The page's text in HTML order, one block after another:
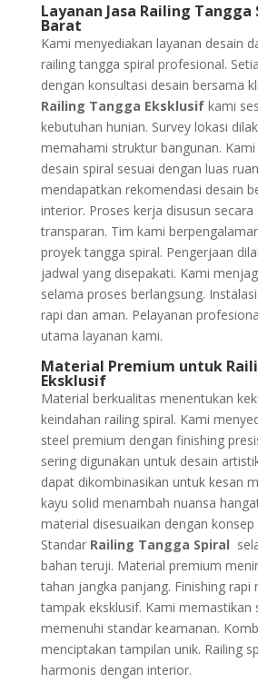
Layanan Jasa Railing
Barat
Kami menyediakan layanan desain
railing tangga spiral profesional.
dengan konsultasi desain bersama
Railing Tangga Eksklusifkami
kebutuhan hunian. Survey lokasi
memahami struktur bangunan.
desain spiral sesuai dengan luas
mendapatkan rekomendasi desain
interior. Proses kerja disusun
transparan. Tim kami
proyek tangga spiral. Pengerjaan
jadwal yang disepakati. Kami
selama proses berlangsung.
rapi dan aman. Pelayanan
utama layanan kami.
Material Premium untuk
Eksklusif
Material berkualitas menentukan
keindahan railing spiral. Kami
steel premium dengan finishing
sering digunakan untuk desain
dapat dikombinasikan untuk kesan
kayu solid menambah nuansa
material disesuaikan dengan
Standar Railing Tangga Spiral
bahan teruji. Material premium
tahan jangka panjang. Finishing rapi
tampak eksklusif. Kami memastikan
memenuhi standar keamanan.
menciptakan tampilan unik. Railing
harmonis dengan interior.